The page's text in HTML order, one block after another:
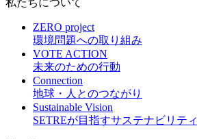
私たちについて
ZERO project
環境問題への取り組み
VOTE ACTION
未来のための行動
Connection
地球・人とのつながり
Sustainable Vision
SETREが目指すサステナビリティ